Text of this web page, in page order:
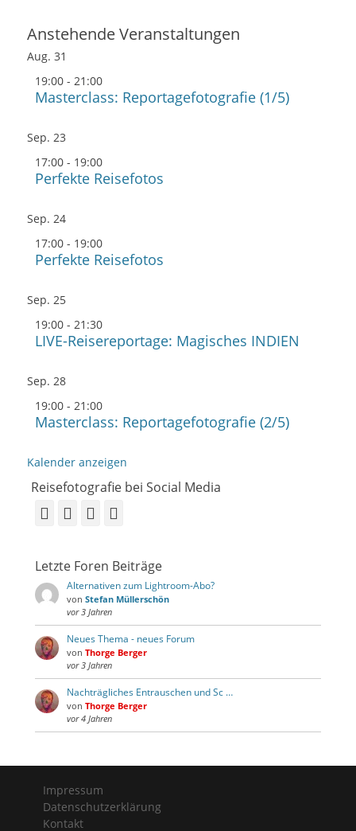
Anstehende Veranstaltungen
Aug. 31
19:00 - 21:00
Masterclass: Reportagefotografie (1/5)
Sep. 23
17:00 - 19:00
Perfekte Reisefotos
Sep. 24
17:00 - 19:00
Perfekte Reisefotos
Sep. 25
19:00 - 21:30
LIVE-Reisereportage: Magisches INDIEN
Sep. 28
19:00 - 21:00
Masterclass: Reportagefotografie (2/5)
Kalender anzeigen
Reisefotografie bei Social Media
Facebook
VimeoYouTube
Letzte Foren Beiträge
Alternativen zum Lightroom-Abo?
von Stefan Müllerschön
vor 3 Jahren
Neues Thema - neues Forum
von Thorge Berger
vor 3 Jahren
Nachträgliches Entrauschen und Sc …
von Thorge Berger
vor 4 Jahren
Impressum
Datenschutzerklärung
Kontakt